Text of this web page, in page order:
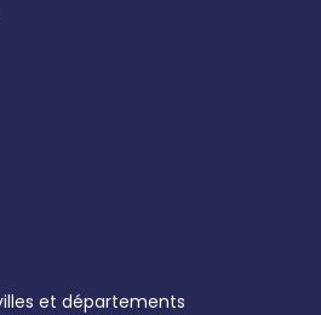
et départements